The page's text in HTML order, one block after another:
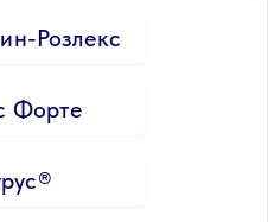
Розлекс
Форте